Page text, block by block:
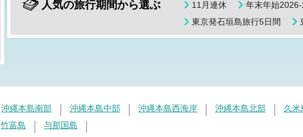
人気の旅行期間から選ぶ
11月連休
年末年始
東京発石垣島旅行5日間
沖縄本島南部 沖縄本島中部 沖縄本島西海岸 沖縄本島北部 久米
竹富島 与那国島